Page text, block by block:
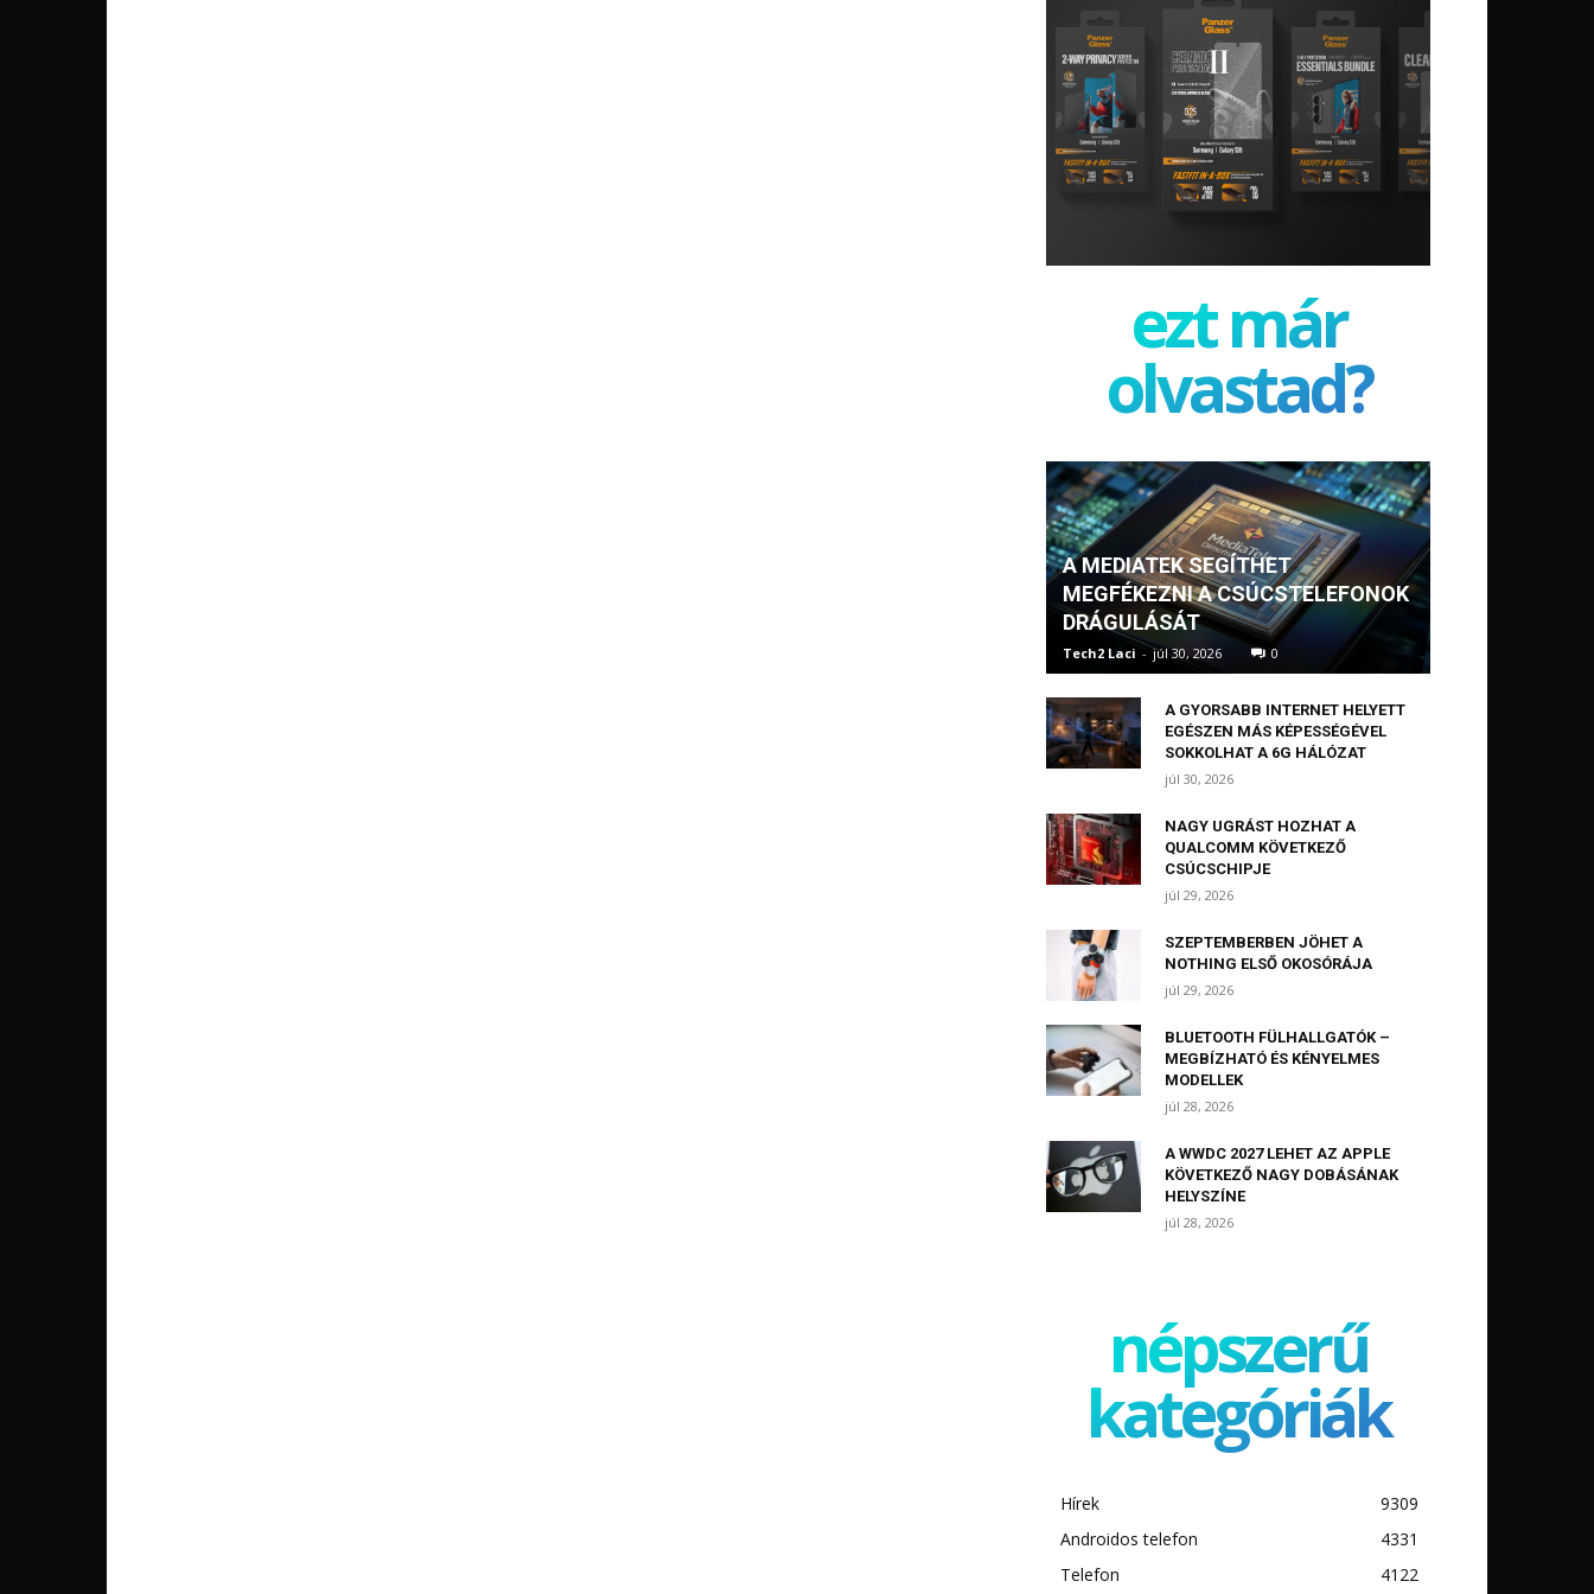
ezt már
olvastad?
A MEDIATEK SEGÍTHET
MEGFÉKEZNI A CSÚCSTELEFONOK
DRÁGULÁSÁT
Tech2 Laci - júl 30, 2026 0
A GYORSABB INTERNET HELYETT
EGÉSZEN MÁS KÉPESSÉGÉVEL
SOKKOLHAT A 6G HÁLÓZAT
júl 30, 2026
NAGY UGRÁST HOZHAT A
QUALCOMM KÖVETKEZŐ
CSÚCSCHIPJE
júl 29, 2026
SZEPTEMBERBEN JÖHET A
NOTHING ELSŐ OKOSÓRÁJA
júl 29, 2026
BLUETOOTH FÜLHALLGATÓK –
MEGBÍZHATÓ ÉS KÉNYELMES
MODELLEK
júl 28, 2026
A WWDC 2027 LEHET AZ APPLE
KÖVETKEZŐ NAGY DOBÁSÁNAK
HELYSZÍNE
júl 28, 2026
népszerű
kategóriák
Hírek
9309
Androidos telefon
4331
Telefon
4122